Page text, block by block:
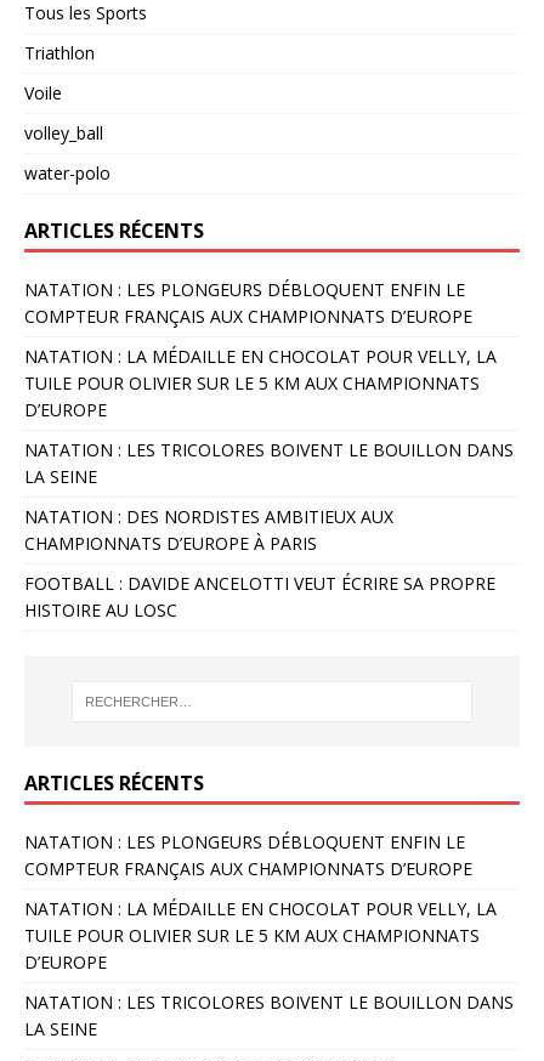
Tous les Sports
Triathlon
Voile
volley_ball
water-polo
ARTICLES RÉCENTS
NATATION : LES PLONGEURS DÉBLOQUENT ENFIN LE
COMPTEUR FRANÇAIS AUX CHAMPIONNATS D’EUROPE
NATATION : LA MÉDAILLE EN CHOCOLAT POUR VELLY, LA
TUILE POUR OLIVIER SUR LE 5 KM AUX CHAMPIONNATS
D’EUROPE
NATATION : LES TRICOLORES BOIVENT LE BOUILLON DANS
LA SEINE
NATATION : DES NORDISTES AMBITIEUX AUX
CHAMPIONNATS D’EUROPE À PARIS
FOOTBALL : DAVIDE ANCELOTTI VEUT ÉCRIRE SA PROPRE
HISTOIRE AU LOSC
ARTICLES RÉCENTS
NATATION : LES PLONGEURS DÉBLOQUENT ENFIN LE
COMPTEUR FRANÇAIS AUX CHAMPIONNATS D’EUROPE
NATATION : LA MÉDAILLE EN CHOCOLAT POUR VELLY, LA
TUILE POUR OLIVIER SUR LE 5 KM AUX CHAMPIONNATS
D’EUROPE
NATATION : LES TRICOLORES BOIVENT LE BOUILLON DANS
LA SEINE